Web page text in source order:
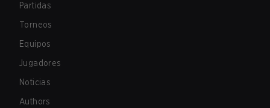
Partidas
Torneos
Equipos
Jugadores
Noticias
Authors